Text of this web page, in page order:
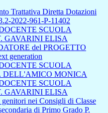
Trattativa Diretta Dotazioni
2022-961-P-11402
SCUOLA
GAVARINI ELISA
del PROGETTO
generation
SCUOLA
DELL'AMICO MONICA
SCUOLA
GAVARINI ELISA
nei Consigli di Classe
di Primo Grado P.